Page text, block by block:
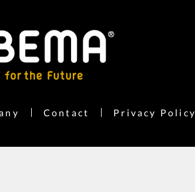
Contact Privacy Policy